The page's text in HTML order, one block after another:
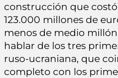
construcción que costó
123.000 millones de
menos de medio
hablar de los tres
ruso-ucraniana, que
completo con los